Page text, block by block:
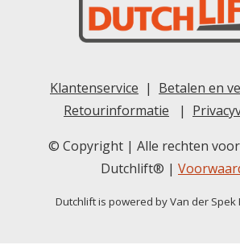
Klantenservice | Betalen en
Retourinformatie |
© Copyright | Alle rechten
Dutchlift® |
Dutchlift is powered by Van der Spek